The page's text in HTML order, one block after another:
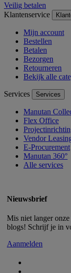
Veilig betalen
Klantenservice
Mijn account
Bestellen
Betalen
Bezorgen
Retourneren
Bekijk alle
Services Services
Manutan
Flex Office
Vendor
E-Procurement
Manutan 360°
Alle services
Nieuwsbrief
Mis niet langer onze
blogs! Schrijf je in
Aanmelden